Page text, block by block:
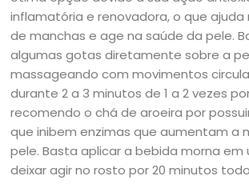
inflamatória e renovadora, o que
de manchas e age na saúde da pele.
algumas gotas diretamente sobre a
massageando com movimentos
durante 2 a 3 minutos de 1 a 2 vezes
recomendo o chá de aroeira por
que inibem enzimas que aumentam a
pele. Basta aplicar a bebida morna em
deixar agir no rosto por 20 minutos